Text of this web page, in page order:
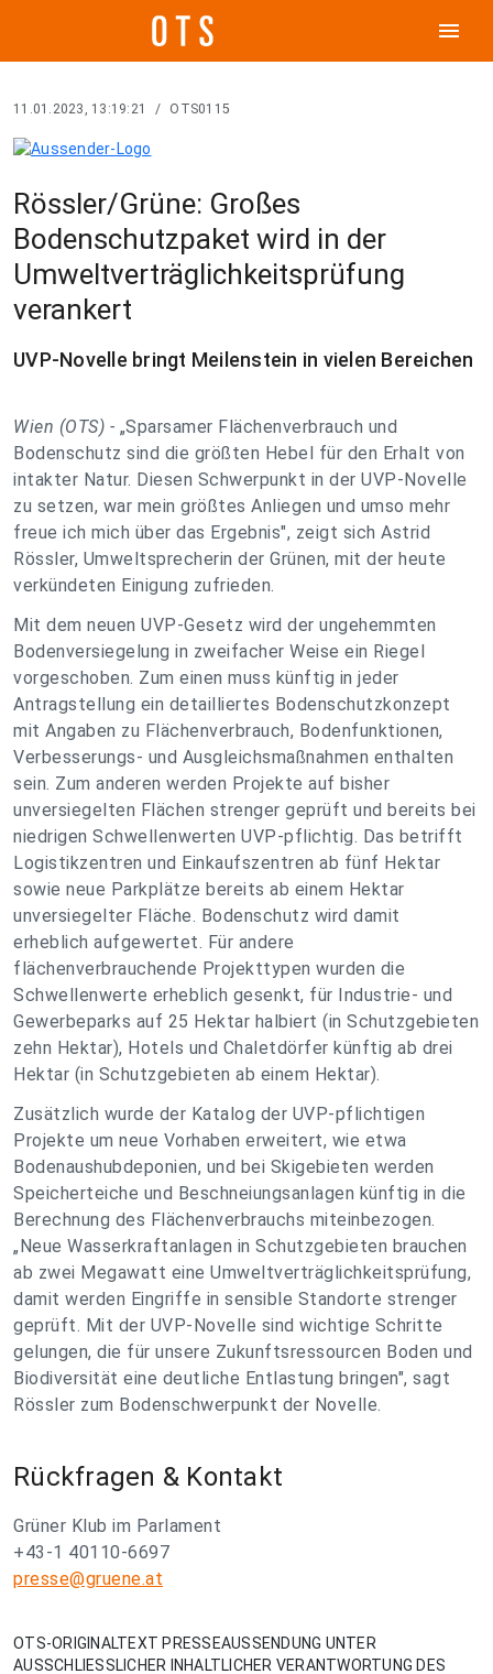
menu
11.01.2023, 13:19:21 / OTS0115
Rössler/Grüne: Großes
Bodenschutzpaket wird in der
Umweltverträglichkeitsprüfung
verankert
UVP-Novelle bringt Meilenstein in vielen Bereichen
Wien (OTS) - „Sparsamer Flächenverbrauch und
Bodenschutz sind die größten Hebel für den Erhalt von
intakter Natur. Diesen Schwerpunkt in der UVP-Novelle
zu setzen, war mein größtes Anliegen und umso mehr
freue ich mich über das Ergebnis", zeigt sich Astrid
Rössler, Umweltsprecherin der Grünen, mit der heute
verkündeten Einigung zufrieden.
Mit dem neuen UVP-Gesetz wird der ungehemmten
Bodenversiegelung in zweifacher Weise ein Riegel
vorgeschoben. Zum einen muss künftig in jeder
Antragstellung ein detailliertes Bodenschutzkonzept
mit Angaben zu Flächenverbrauch, Bodenfunktionen,
Verbesserungs- und Ausgleichsmaßnahmen enthalten
sein. Zum anderen werden Projekte auf bisher
unversiegelten Flächen strenger geprüft und bereits bei
niedrigen Schwellenwerten UVP-pflichtig. Das betrifft
Logistikzentren und Einkaufszentren ab fünf Hektar
sowie neue Parkplätze bereits ab einem Hektar
unversiegelter Fläche. Bodenschutz wird damit
erheblich aufgewertet. Für andere
flächenverbrauchende Projekttypen wurden die
Schwellenwerte erheblich gesenkt, für Industrie- und
Gewerbeparks auf 25 Hektar halbiert (in Schutzgebieten
zehn Hektar), Hotels und Chaletdörfer künftig ab drei
Hektar (in Schutzgebieten ab einem Hektar).
Zusätzlich wurde der Katalog der UVP-pflichtigen
Projekte um neue Vorhaben erweitert, wie etwa
Bodenaushubdeponien, und bei Skigebieten werden
Speicherteiche und Beschneiungsanlagen künftig in die
Berechnung des Flächenverbrauchs miteinbezogen.
„Neue Wasserkraftanlagen in Schutzgebieten brauchen
ab zwei Megawatt eine Umweltverträglichkeitsprüfung,
damit werden Eingriffe in sensible Standorte strenger
geprüft. Mit der UVP-Novelle sind wichtige Schritte
gelungen, die für unsere Zukunftsressourcen Boden und
Biodiversität eine deutliche Entlastung bringen", sagt
Rössler zum Bodenschwerpunkt der Novelle.
Rückfragen & Kontakt
Grüner Klub im Parlament
+43-1 40110-6697
presse@gruene.at
OTS-ORIGINALTEXT PRESSEAUSSENDUNG UNTER
AUSSCHLIESSLICHER INHALTLICHER VERANTWORTUNG DES